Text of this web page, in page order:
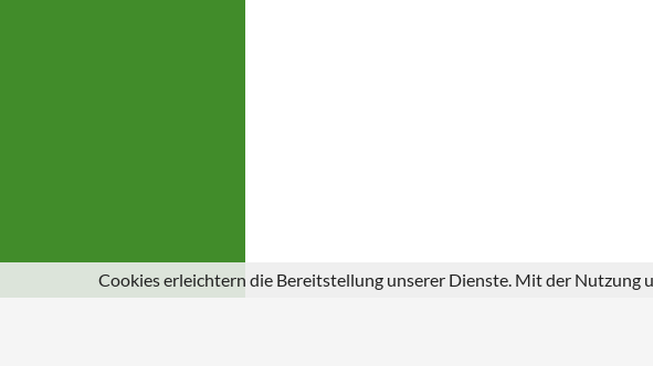
Cookies erleichtern die Bereitstellung unserer Dienste. Mit der Nutzung